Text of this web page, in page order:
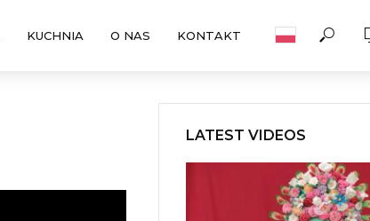
KUCHNIA O NAS KONTAKT
LATEST VIDEOS